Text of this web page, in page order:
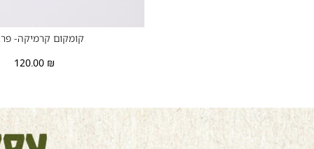
קומקום קרמיקה-
120.00 ₪